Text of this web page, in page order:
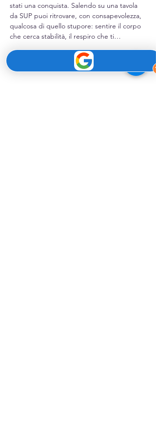
stati una conquista. Salendo su una tavola
da SUP puoi ritrovare, con consapevolezza,
qualcosa di quello stupore: sentire il corpo
che cerca stabilità, il respiro che ti…